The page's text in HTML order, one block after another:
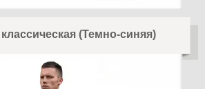
(Темно-синяя)